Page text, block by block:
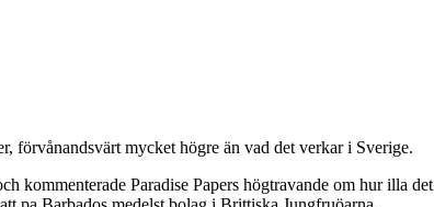
förvånandsvärt mycket högre än vad det verkar i Sverige.
kommenterade Paradise Papers högtravande om hur illa